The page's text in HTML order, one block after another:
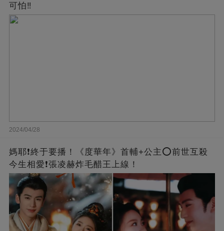
可怕‼️
2024/04/28
媽耶❗️終于要播！《度華年》首輔+公主⭕前世互殺
今生相愛❗張凌赫炸毛醋王上線！